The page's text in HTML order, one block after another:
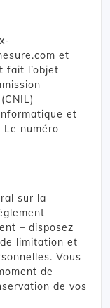
et
fait l’objet
et
Le numéro
sur la
– disposez
limitation et
Vous
de
de vos